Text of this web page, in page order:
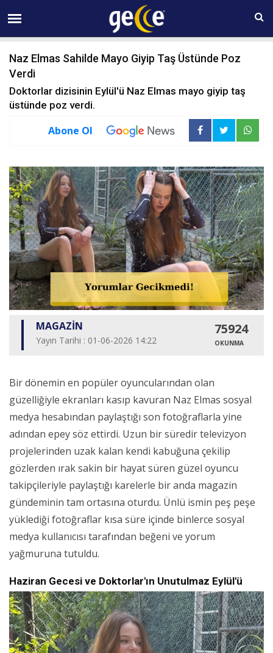
06 AĞUSTOS Perşembe 10:38
Naz Elmas Sahilde Mayo Giyip Taş Üstünde Poz
Verdi
Doktorlar dizisinin Eylül'ü Naz Elmas mayo giyip taş
üstünde poz verdi.
Abone Ol
MAGAZİN
Yayın Tarihi : 01-06-2026 14:22
75924
OKUNMA
Bir dönemin en popüler oyuncularından olan
güzelliğiyle ekranları kasıp kavuran Naz Elmas sosyal
medya hesabından paylaştığı son fotoğraflarla yine
adından epey söz ettirdi. Uzun bir süredir televizyon
projelerinden uzak kalan kendi kabuğuna çekilip
gözlerden ırak sakin bir hayat süren güzel oyuncu
takipçileriyle paylaştığı karelerle bir anda magazin
gündeminin tam ortasına oturdu. Ünlü ismin peş peşe
yüklediği fotoğraflar kısa süre içinde binlerce sosyal
medya kullanıcısı tarafından beğeni ve yorum
yağmuruna tutuldu.
Haziran Gecesi ve Doktorlar'ın Unutulmaz Eylül'ü